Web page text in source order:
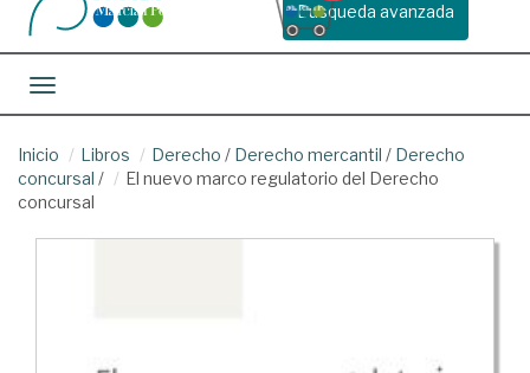
Busqueda avanzada
Toggle navigation
Inicio Libros Derecho / Derecho mercantil / Derecho
concursal /
El nuevo marco regulatorio del Derecho
concursal